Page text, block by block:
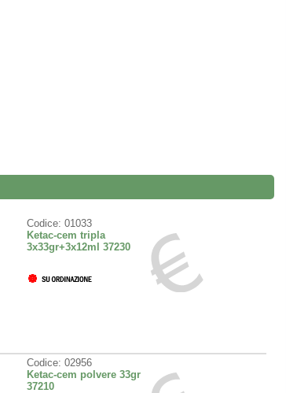
Codice: 01033
Ketac-cem tripla
3x33gr+3x12ml 37230
Codice: 02956
Ketac-cem polvere 33gr
37210